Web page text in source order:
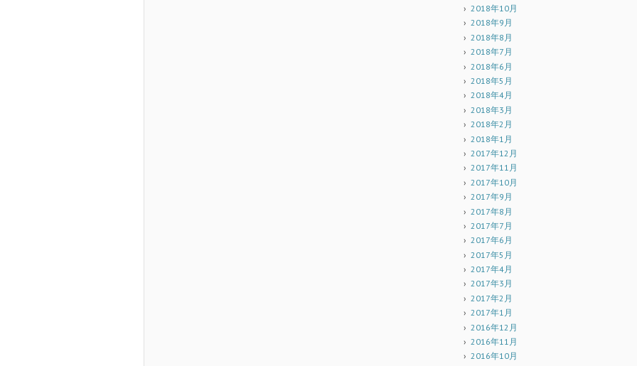
2018年10月
2018年9月
2018年8月
2018年7月
2018年6月
2018年5月
2018年4月
2018年3月
2018年2月
2018年1月
2017年12月
2017年11月
2017年10月
2017年9月
2017年8月
2017年7月
2017年6月
2017年5月
2017年4月
2017年3月
2017年2月
2017年1月
2016年12月
2016年11月
2016年10月